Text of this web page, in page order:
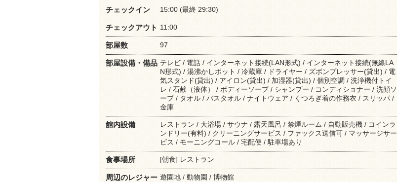
チェックイン 15:00 (最終 29:30)
チェックアウト 11:00
部屋数 97
部屋設備・備品 テレビ / 電話 / インターネット接続(LAN形式) / インターネット接続(無線LA
N形式) / 湯沸かしポット / 冷蔵庫 / ドライヤー / ズボンプレッサー(貸出) / 電
気スタンド(貸出) / アイロン(貸出) / 加湿器(貸出) / 個別空調 / 洗浄機付トイ
レ / 石鹸（液体） / ボディーソープ / シャンプー / コンディショナー / 洗顔ソ
ープ / タオル / バスタオル / ナイトウェア / くつろぎ着の作務衣 / スリッパ /
金庫
館内設備
レストラン / 大浴場 / サウナ / 露天風呂 / 禁煙ルーム / 自動販売機 / コインラ
ンドリー(有料) / クリーニングサービス / ファックス送信可 / マッサージサー
ビス / モーニングコール / 宅配便 / 駐車場あり
食事場所 [朝食] レストラン
周辺のレジャー 遊園地 / 動物園 / 博物館